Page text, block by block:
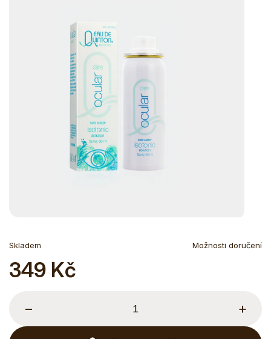
Skladem Možnosti doručení
349 Kč
Měrná
cena:
+
−